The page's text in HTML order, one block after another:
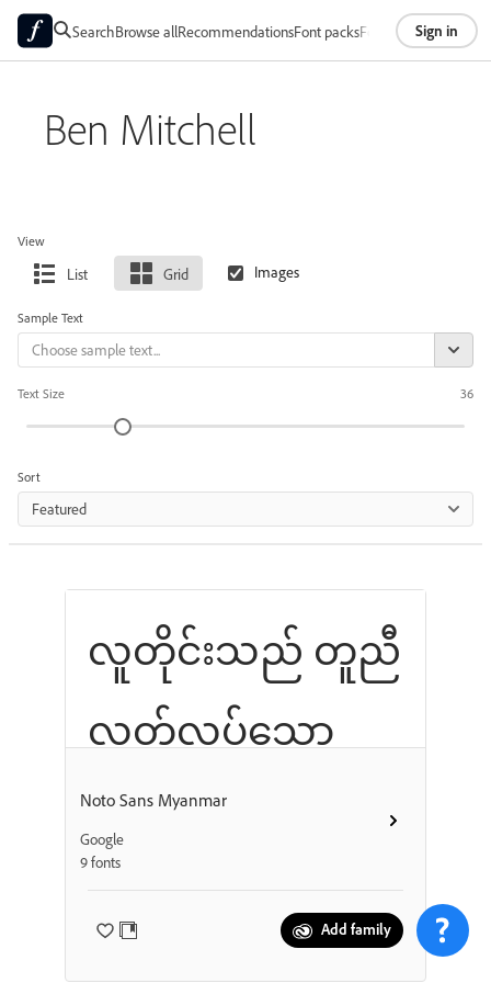
SearchBrowse allRecommendationsFont packsFoundriesAbout
Sign in
Ben Mitchell
View
List Grid
Sample Text
Text Size 36
Sort
Featured
လူတိုင်းသည် တူညီ
လွတ်လပ်သော
ဂုဏ်သိက္ခာဖြင့်
လည်းကောင်း၊
Noto Sans Myanmar
Google
9 fonts
Add family